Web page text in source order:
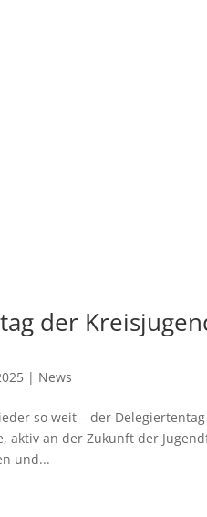
der
| News
so weit – der
aktiv an der Zukunft der
und...